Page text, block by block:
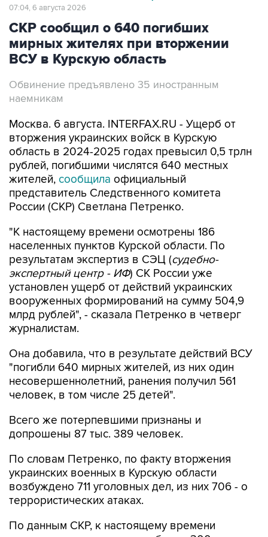
07:04, 6 августа 2026
СКР сообщил о 640 погибших
мирных жителях при вторжении
ВСУ в Курскую область
Обвинение предъявлено 35 иностранным
наемникам
Москва. 6 августа. INTERFAX.RU - Ущерб от
вторжения украинских войск в Курскую
область в 2024-2025 годах превысил 0,5 трлн
рублей, погибшими числятся 640 местных
жителей, сообщила официальный
представитель Следственного комитета
России (СКР) Светлана Петренко.
"К настоящему времени осмотрены 186
населенных пунктов Курской области. По
результатам экспертиз в СЭЦ (судебно-
экспертный центр - ИФ) СК России уже
установлен ущерб от действий украинских
вооруженных формирований на сумму 504,9
млрд рублей", - сказала Петренко в четверг
журналистам.
Она добавила, что в результате действий ВСУ
"погибли 640 мирных жителей, из них один
несовершеннолетний, ранения получил 561
человек, в том числе 25 детей".
Всего же потерпевшими признаны и
допрошены 87 тыс. 389 человек.
По словам Петренко, по факту вторжения
украинских военных в Курскую области
возбуждено 711 уголовных дел, из них 706 - о
террористических атаках.
По данным СКР, к настоящему времени